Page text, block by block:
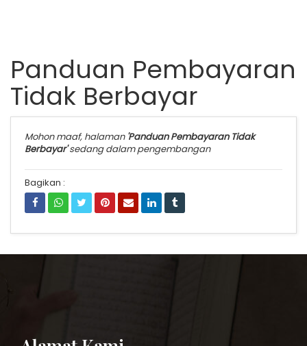
Panduan Pembayaran
Tidak Berbayar
Mohon maaf, halaman 'Panduan Pembayaran Tidak
Berbayar'sedang dalam pengembangan
Bagikan :